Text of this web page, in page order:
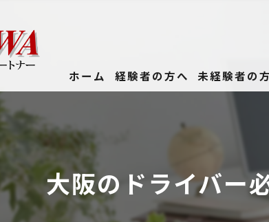
ホーム 経験者の方へ 未経験者の
大阪のドライバー